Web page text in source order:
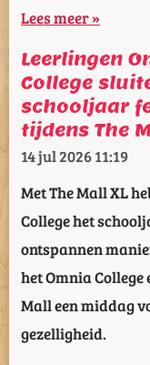
Lees meer »
Leerlingen
College
schooljaar
tijdens The
14 jul 202611:19
Met The Mall XL
College het
ontspannen
het Omnia College
Mall een middag
gezelligheid.